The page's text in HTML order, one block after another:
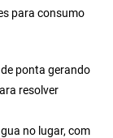
para consumo
ponta gerando
resolver
no lugar, com